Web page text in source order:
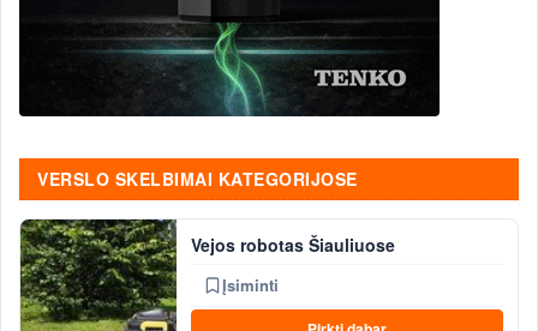
VERSLO SKELBIMAI KATEGORIJOSE
Vejos robotas Šiauliuose
Įsiminti